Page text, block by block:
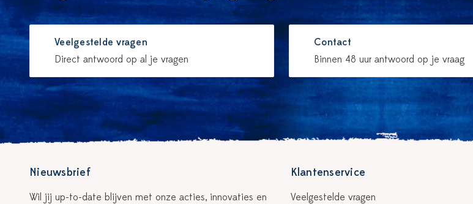
Veelgestelde vragen
Direct antwoord op al je vragen
Contact
Binnen 48 uur antwoord op je vraag
Nieuwsbrief
Wil jij up-to-date blijven met onze acties, innovaties en
Klantenservice
Veelgestelde vragen